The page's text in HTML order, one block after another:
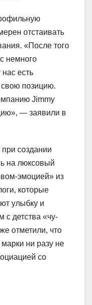
отстаивать
«После того
немного
есть
позицию.
Jimmy
— заявили в
создании
на люксовый
эмоцией» из
которые
улыбку и
с детства «чу-
отметили, что
ни разу не
со